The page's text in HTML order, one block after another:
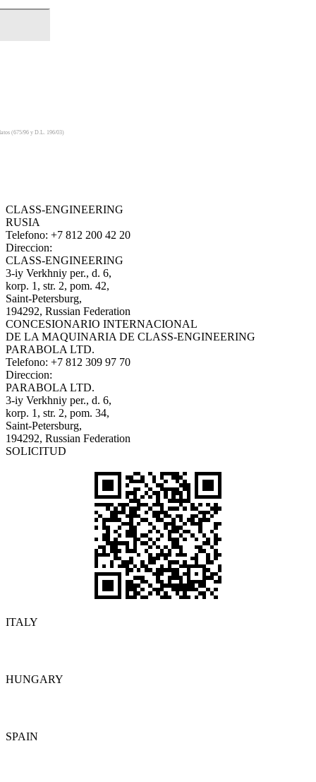
(675/96 y D.L. 196/03)
CLASS-ENGINEERING
RUSIA
Telefono: +7 812 200 42 20
Direccion:
CLASS-ENGINEERING
3-iy Verkhniy per., d. 6,
korp. 1, str. 2, pom. 42,
Saint-Petersburg,
194292, Russian Federation
CONCESIONARIO INTERNACIONAL
DE LA MAQUINARIA DE CLASS-ENGINEERING
PARABOLA LTD.
Telefono: +7 812 309 97 70
Direccion:
PARABOLA LTD.
3-iy Verkhniy per., d. 6,
korp. 1, str. 2, pom. 34,
Saint-Petersburg,
194292, Russian Federation
SOLICITUD
ITALY
HUNGARY
SPAIN